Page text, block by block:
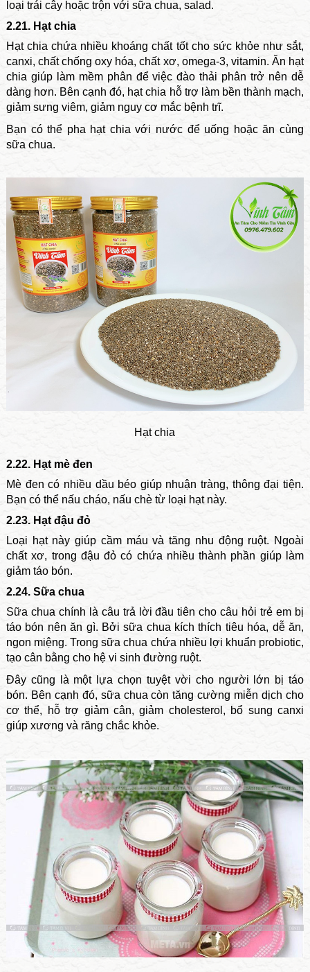
loại trái cây hoặc trộn với sữa chua, salad.
2.21. Hạt chia
Hạt chia chứa nhiều khoáng chất tốt cho sức khỏe như sắt,
canxi, chất chống oxy hóa, chất xơ, omega-3, vitamin. Ăn hạt
chia giúp làm mềm phân để việc đào thải phân trở nên dễ
dàng hơn. Bên cạnh đó, hạt chia hỗ trợ làm bền thành mạch,
giảm sưng viêm, giảm nguy cơ mắc bệnh trĩ.
Bạn có thể pha hạt chia với nước để uống hoặc ăn cùng
sữa chua.
Hạt chia
2.22. Hạt mè đen
Mè đen có nhiều dầu béo giúp nhuận tràng, thông đại tiện.
Bạn có thể nấu cháo, nấu chè từ loại hạt này.
2.23. Hạt đậu đỏ
Loại hạt này giúp cầm máu và tăng nhu động ruột. Ngoài
chất xơ, trong đậu đỏ có chứa nhiều thành phần giúp làm
giảm táo bón.
2.24. Sữa chua
Sữa chua chính là câu trả lời đầu tiên cho câu hỏi trẻ em bị
táo bón nên ăn gì. Bởi sữa chua kích thích tiêu hóa, dễ ăn,
ngon miệng. Trong sữa chua chứa nhiều lợi khuẩn probiotic,
tạo cân bằng cho hệ vi sinh đường ruột.
Đây cũng là một lựa chọn tuyệt vời cho người lớn bị táo
bón. Bên cạnh đó, sữa chua còn tăng cường miễn dịch cho
cơ thể, hỗ trợ giảm cân, giảm cholesterol, bổ sung canxi
giúp xương và răng chắc khỏe.